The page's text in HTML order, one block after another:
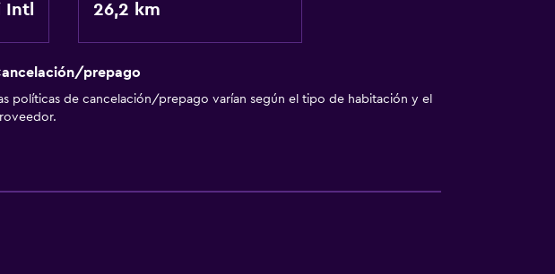
Intl 26,2 km
prepago
políticas de cancelación/prepago varían según el tipo de habitación y el